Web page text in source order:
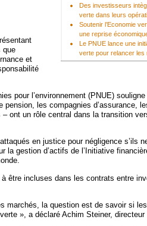
Des investisseurs
verte dans leurs
Soutenir l’Economie
une reprise
Le PNUE lance une
verte pour relancer les
que
et
pour l’environnement (PNUE)
les compagnies d’assurance,
ont un rôle central dans la transition
en justice pour négligence s’ils
la gestion d’actifs de l’Initiative
être incluses dans les contrats entre
marchés, la question est de savoir si
», a déclaré Achim Steiner, directeur